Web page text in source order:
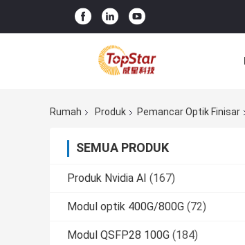
Rumah Produk Pemancar Optik Finisar
SEMUA PRODUK
Produk Nvidia AI (167)
Modul optik 400G/800G (72)
Modul QSFP28 100G (184)